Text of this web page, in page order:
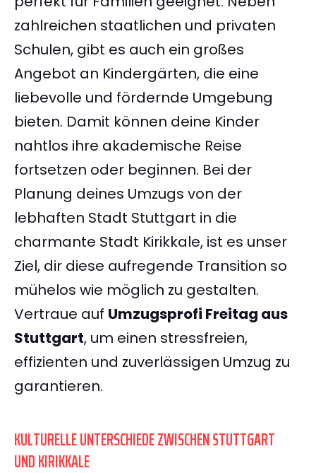
zahlreichen staatlichen und privaten
Schulen, gibt es auch ein großes
Angebot an Kindergärten, die eine
liebevolle und fördernde Umgebung
bieten. Damit können deine Kinder
nahtlos ihre akademische Reise
fortsetzen oder beginnen. Bei der
Planung deines Umzugs von der
lebhaften Stadt Stuttgart in die
charmante Stadt Kirikkale, ist es unser
Ziel, dir diese aufregende Transition so
mühelos wie möglich zu gestalten.
Vertraue auf Umzugsprofi Freitag aus
Stuttgart, um einen stressfreien,
effizienten und zuverlässigen Umzug zu
garantieren.
KULTURELLE UNTERSCHIEDE ZWISCHEN STUTTGART
UND KIRIKKALE